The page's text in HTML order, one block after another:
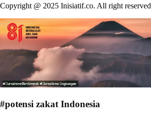
Copyright @ 2025 Inisiatif.co. All right reserved
#potensi zakat Indonesia